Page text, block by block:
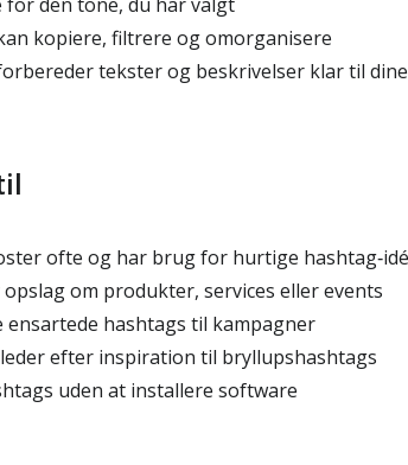
kopiere, filtrere og omorganisere
tekster og beskrivelser klar til
ofte og har brug for hurtige
om produkter, services eller events
hashtags til kampagner
efter inspiration til bryllupshashtags
uden at installere software